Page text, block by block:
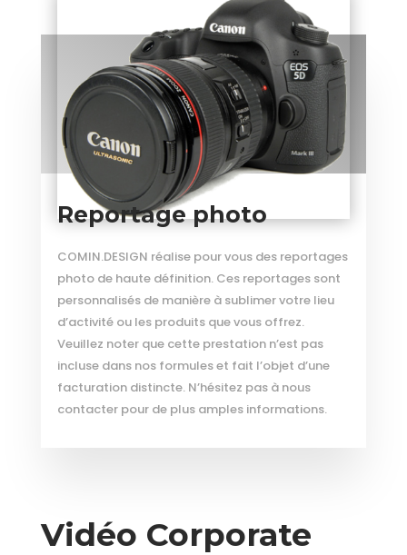
Reportage photo
COMIN.DESIGN réalise pour vous des reportages
photo de haute définition. Ces reportages sont
personnalisés de manière à sublimer votre lieu
d’activité ou les produits que vous offrez.
Veuillez noter que cette prestation n’est pas
incluse dans nos formules et fait l’objet d’une
facturation distincte. N’hésitez pas à nous
contacter pour de plus amples informations.
Vidéo Corporate